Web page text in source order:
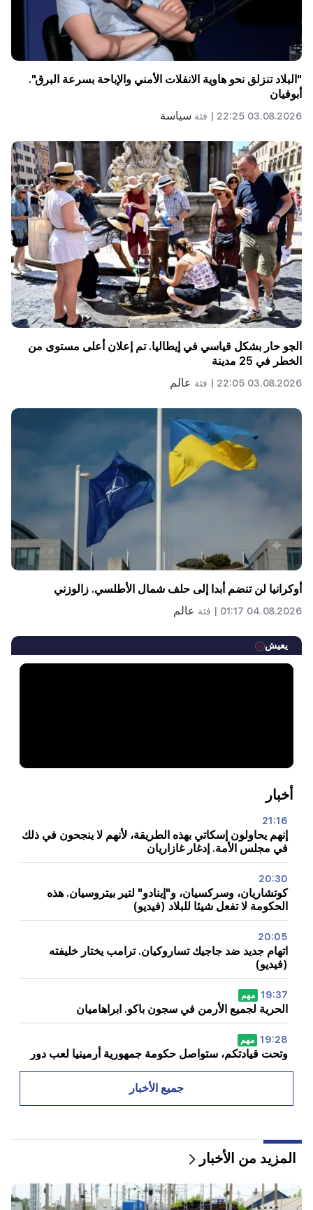
"البلاد تنزلق نحو هاوية الانفلات الأمني ​​والإباحة بسرعة البرق".
أبوفيان
03.08.2026 22:25 | فئة سياسة
الجو حار بشكل قياسي في إيطاليا. تم إعلان أعلى مستوى من
الخطر في 25 مدينة
03.08.2026 22:05 | فئة عالم
أوكرانيا لن تنضم أبدا إلى حلف شمال الأطلسي. زالوزني
04.08.2026 01:17 | فئة عالم
يعيش
أخبار
21:16
إنهم يحاولون إسكاتي بهذه الطريقة، لأنهم لا ينجحون في ذلك
في مجلس الأمة. إدغار غازاريان
20:30
كوتشاريان، وسركسيان، و"إينادو" لتير بيتروسيان. هذه
الحكومة لا تفعل شيئا للبلاد (فيديو)
20:05
اتهام جديد ضد جاجيك تساروكيان. ترامب يختار خليفته
(فيديو)
19:37 مهم
الحرية لجميع الأرمن في سجون باكو. ابراهاميان
19:28 مهم
وتحت قيادتكم، ستواصل حكومة جمهورية أرمينيا لعب دور
18:21
إن القيود غير المعقولة المفروضة على تصدير المنتجات
الأرمنية إلى السوق الروسية مثيرة للقلق. روبينيان إلى
ماتفيينكو
جميع الأخبار
المزيد من الأخبار